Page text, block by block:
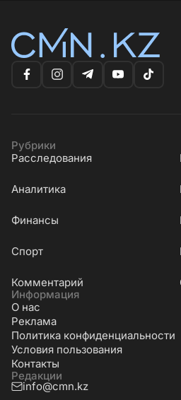
Рубрики
Расследования
Аналитика
Финансы
Cпорт
Комментарий
Информация
О нас
Реклама
Политика конфиденциальности
Условия пользования
Контакты
Редакции
info@cmn.kz